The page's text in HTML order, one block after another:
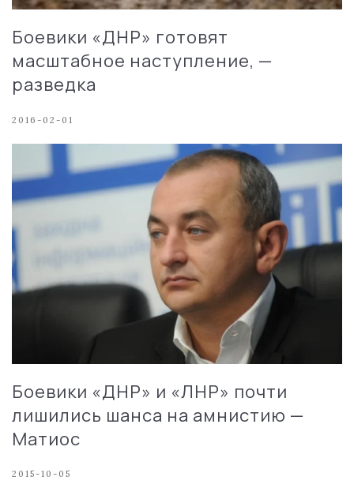
Боевики «ДНР» готовят
масштабное наступление, —
разведка
2016-02-01
Боевики «ДНР» и «ЛНР» почти
лишились шанса на амнистию —
Матиос
2015-10-05